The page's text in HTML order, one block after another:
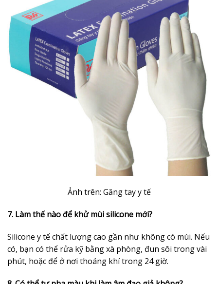
Ảnh trên: Găng tay y tế
7. Làm thế nào để khử mùi silicone mới?
Silicone y tế chất lượng cao gần như không có mùi. Nếu
có, bạn có thể rửa kỹ bằng xà phòng, đun sôi trong vài
phút, hoặc để ở nơi thoáng khí trong 24 giờ.